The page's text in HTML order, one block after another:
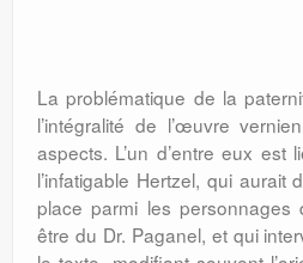
La problématique de la
l’intégralité de l’œuvre
aspects. L’un d’entre eux est
l’infatigable Hertzel, qui aurait
place parmi les
être du Dr. Paganel, et qui